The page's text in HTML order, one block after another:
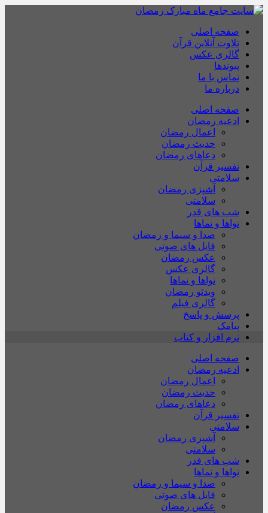
صفحه اصلی
تلاوت آنلاین قرآن
گالری عکس
پیوندها
تماس با ما
درباره ما
صفحه اصلی
ادعیه رمضان
اعمال رمضان
حدیث رمضان
دعاهای رمضان
تفسیر قرآن
سلامتی
آشپزی رمضان
سلامتی
شب های قدر
نواها و نماها
صدا و سیما و رمضان
فایل های صوتی
عکس رمضان
گالری عکس
نواها و نماها
ویدئو رمضان
گالری فیلم
پرسش و پاسخ
پیامک
نرم افزار و کتاب
صفحه اصلی
ادعیه رمضان
اعمال رمضان
حدیث رمضان
دعاهای رمضان
تفسیر قرآن
سلامتی
آشپزی رمضان
سلامتی
شب های قدر
نواها و نماها
صدا و سیما و رمضان
فایل های صوتی
عکس رمضان